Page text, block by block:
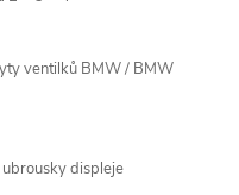
ventilků BMW / BMW
displeje